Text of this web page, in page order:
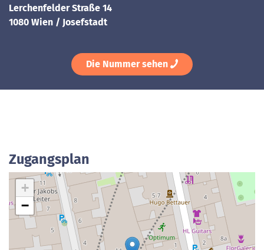
Lerchenfelder Straße 14
1080 Wien / Josefstadt
Die Nummer sehen
Zugangsplan
+
−